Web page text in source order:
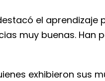
el
muy buenas.
exhibieron sus